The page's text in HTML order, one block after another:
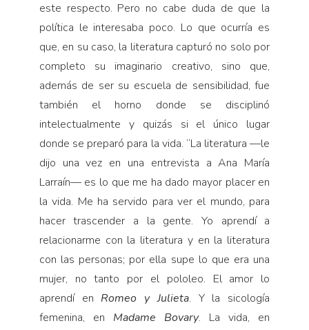
este respecto. Pero no cabe duda de que la
política le interesaba poco. Lo que ocurría es
que, en su caso, la literatura capturó no solo por
completo su imaginario creativo, sino que,
además de ser su escuela de sensibilidad, fue
también el horno donde se disciplinó
intelectualmente y quizás si el único lugar
donde se preparó para la vida. “La literatura —le
dijo una vez en una entrevista a Ana María
Larraín— es lo que me ha dado mayor placer en
la vida. Me ha servido para ver el mundo, para
hacer trascender a la gente. Yo aprendí a
relacionarme con la literatura y en la literatura
con las personas; por ella supe lo que era una
mujer, no tanto por el pololeo. El amor lo
aprendí en Romeo y Julieta. Y la sicología
femenina, en Madame Bovary. La vida, en